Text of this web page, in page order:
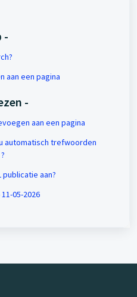
-
aan een pagina
-
aan een pagina
automatisch trefwoorden
publicatie aan?
05-2026